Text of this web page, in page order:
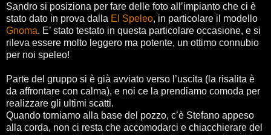
Sandro si posiziona per fare delle foto all’impianto che ci è
stato dato in prova dalla El Speleo, in particolare il modello
Gnoma. E’ stato testato in questa particolare occasione, e si
rileva essere molto leggero ma potente, un ottimo connubio
per noi speleo!
Parte del gruppo si è già avviato verso l’uscita (la risalita è
da affrontare con calma), e noi ce la prendiamo comoda per
realizzare gli ultimi scatti.
Quando torniamo alla base del pozzo, c’è Stefano appeso
alla corda, non ci resta che accomodarci e chiacchierare del